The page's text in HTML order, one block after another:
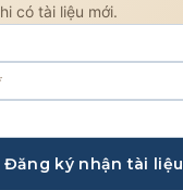
có tài liệu mới.
Đăng ký nhận tài liệu